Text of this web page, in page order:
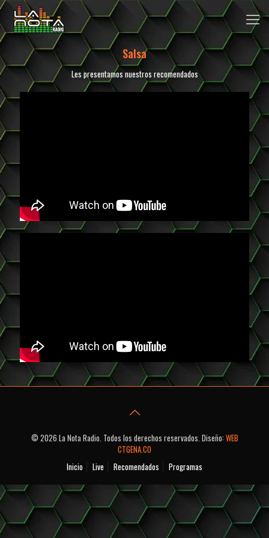
Salsa
Les presentamos nuestros recomendados
© 2026 La Nota Radio. Todos los derechos reservados. Diseño: WEB
CTGENA.CO
Inicio
Live Recomendados Programas